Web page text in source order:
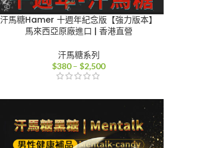
汗馬糖Hamer 十週年紀念版【強力版本】
馬來西亞原廠進口 | 香港直營
汗馬糖系列
$380 – $2,500價
圍：
到
$2,500